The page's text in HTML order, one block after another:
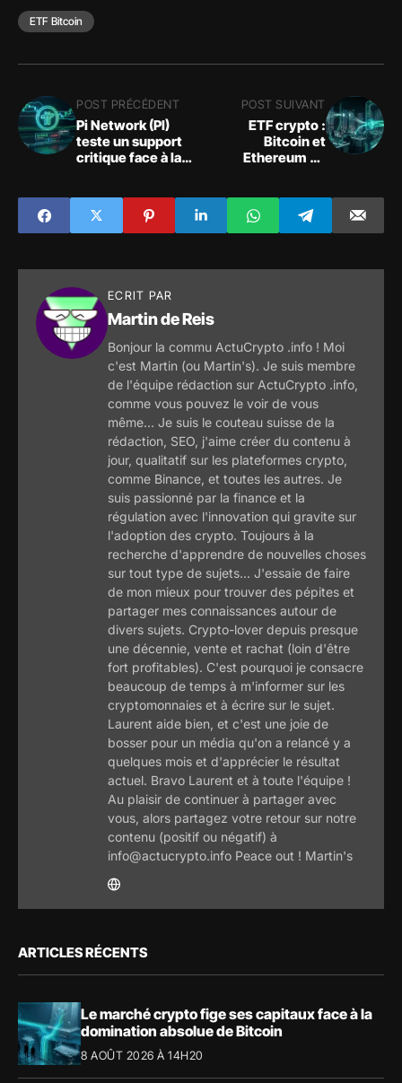
ETF Bitcoin
POST PRÉCÉDENT
Pi Network (PI)
teste un support
critique face à la
POST SUIVANT
ETF crypto :
Bitcoin et
Ethereum en
capitaux
ECRIT PAR
Martin de Reis
Bonjour la commu ActuCrypto .info ! Moi
c'est Martin (ou Martin's). Je suis membre
de l'équipe rédaction sur ActuCrypto .info,
comme vous pouvez le voir de vous
même... Je suis le couteau suisse de la
rédaction, SEO, j'aime créer du contenu à
jour, qualitatif sur les plateformes crypto,
comme Binance, et toutes les autres. Je
suis passionné par la finance et la
régulation avec l'innovation qui gravite sur
l'adoption des crypto. Toujours à la
recherche d'apprendre de nouvelles choses
sur tout type de sujets... J'essaie de faire
de mon mieux pour trouver des pépites et
partager mes connaissances autour de
divers sujets. Crypto-lover depuis presque
une décennie, vente et rachat (loin d'être
fort profitables). C'est pourquoi je consacre
beaucoup de temps à m'informer sur les
cryptomonnaies et à écrire sur le sujet.
Laurent aide bien, et c'est une joie de
bosser pour un média qu'on a relancé y a
quelques mois et d'apprécier le résultat
actuel. Bravo Laurent et à toute l'équipe !
Au plaisir de continuer à partager avec
vous, alors partagez votre retour sur notre
contenu (positif ou négatif) à
info@actucrypto.info Peace out ! Martin's
ARTICLES RÉCENTS
Le marché crypto fige ses capitaux face à la
domination absolue de Bitcoin
8 AOÛT 2026 À 14H20